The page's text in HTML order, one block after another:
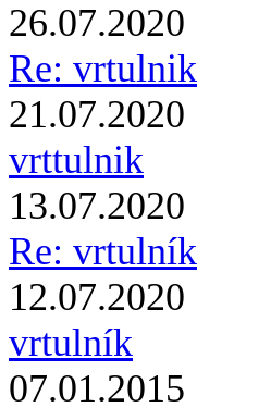
26.07.2020
Re: vrtulnik
21.07.2020
vrttulnik
13.07.2020
Re: vrtulník
12.07.2020
vrtulník
07.01.2015